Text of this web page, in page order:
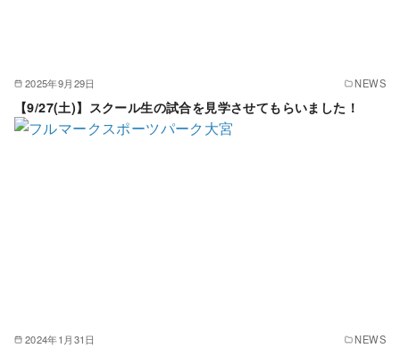
2025年9月29日 NEWS
【9/27(土)】スクール生の試合を見学させてもらいました！
2024年1月31日 NEWS